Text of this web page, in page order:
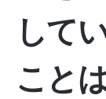
して
こと